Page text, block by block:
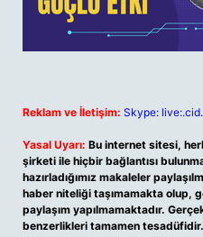
Reklam ve İletişim: Skype:
Yasal Uyarı: Bu internet sitesi,
şirketi ile hiçbir bağlantısı
hazırladığımız makaleler
haber niteliği taşımamakta olup,
paylaşım yapılmamaktadır.
benzerlikleri tamamen